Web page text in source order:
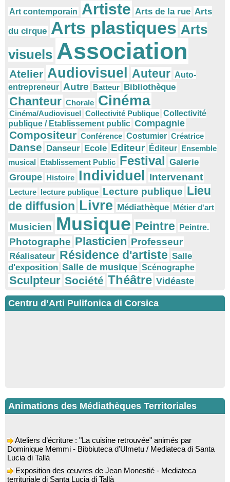
Art contemporain Artiste Arts de la rue Arts
du cirque Arts plastiques Arts
visuels Association
Atelier Audiovisuel Auteur Auto-
entrepreneur Autre Batteur Bibliothèque
Chanteur Chorale Cinéma
Cinéma/Audiovisuel Collectivité Publique Collectivité
publique / Etablissement public Compagnie
Compositeur Conférence Costumier Créatrice
Danse Danseur Ecole Editeur Éditeur Ensemble
musical Etablissement Public Festival Galerie
Groupe Histoire Individuel Intervenant
Lecture lecture publique Lecture publique Lieu
de diffusion Livre Médiathèque Métier d'art
Musicien Musique Peintre Peintre.
Photographe Plasticien Professeur
Réalisateur Résidence d'artiste Salle
d'exposition Salle de musique Scénographe
Sculpteur Société Théâtre Vidéaste
Centru d’Arti Pulifonica di Corsica
Animations des Médiathèques Territoriales
Dominique Memmi - Bibbiuteca d’Ulmetu / Mediateca di Santa
Lucia di Tallà
Exposition des œuvres de Jean Monestié - Mediateca
territuriale di Santa Lucia di Tallà